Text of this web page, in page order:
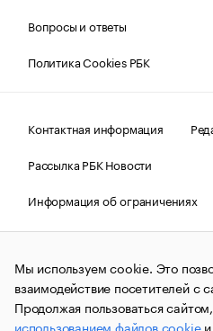
Вопросы и ответы
Политика Cookies РБК
Контактная информация
Рассылка РБК Новости
Информация об ограничениях
Правовая информация
О
© АО
и материалы информационного
(зарегистрировано
связи, информационных
коммуникаций (Роскомнадзор)
Мы используем cookie. Это
взаимодействие посетителей с
Продолжая пользоваться
использованием файлов cookieи